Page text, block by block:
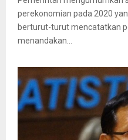
perekonomian pada 2020
berturut-turut mencatatkan
menandakan...